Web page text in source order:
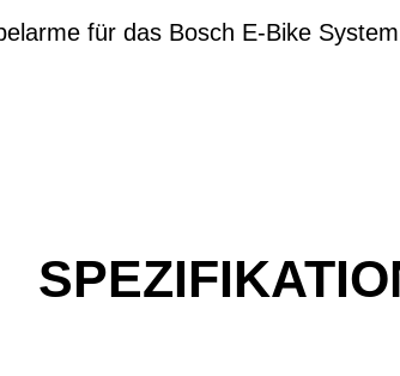
für das Bosch E-Bike